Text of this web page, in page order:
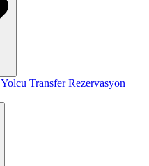
Yolcu Transfer Rezervasyon